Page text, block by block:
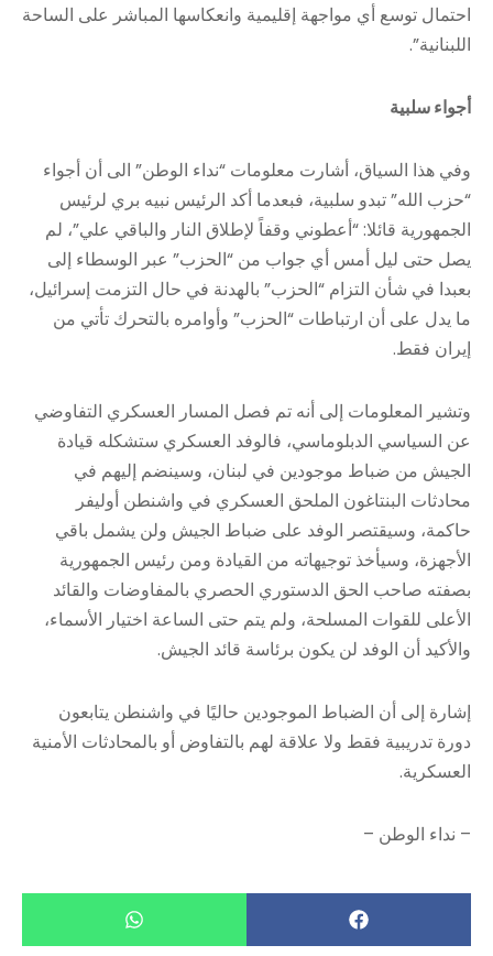
احتمال توسع أي مواجهة إقليمية وانعكاسها المباشر على الساحة
اللبنانية”.
أجواء سلبية
وفي هذا السياق، أشارت معلومات “نداء الوطن” الى أن أجواء
“حزب الله” تبدو سلبية، فبعدما أكد الرئيس نبيه بري لرئيس
الجمهورية قائلا: “أعطوني وقفاً لإطلاق النار والباقي علي”، لم
يصل حتى ليل أمس أي جواب من “الحزب” عبر الوسطاء إلى
بعبدا في شأن التزام “الحزب” بالهدنة في حال التزمت إسرائيل،
ما يدل على أن ارتباطات “الحزب” وأوامره بالتحرك تأتي من
إيران فقط.
وتشير المعلومات إلى أنه تم فصل المسار العسكري التفاوضي
عن السياسي الدبلوماسي، فالوفد العسكري ستشكله قيادة
الجيش من ضباط موجودين في لبنان، وسينضم إليهم في
محادثات البنتاغون الملحق العسكري في واشنطن أوليفر
حاكمة، وسيقتصر الوفد على ضباط الجيش ولن يشمل باقي
الأجهزة، وسيأخذ توجيهاته من القيادة ومن رئيس الجمهورية
بصفته صاحب الحق الدستوري الحصري بالمفاوضات والقائد
الأعلى للقوات المسلحة، ولم يتم حتى الساعة اختيار الأسماء،
والأكيد أن الوفد لن يكون برئاسة قائد الجيش.
إشارة إلى أن الضباط الموجودين حاليًا في واشنطن يتابعون
دورة تدريبية فقط ولا علاقة لهم بالتفاوض أو بالمحادثات الأمنية
العسكرية.
– نداء الوطن –